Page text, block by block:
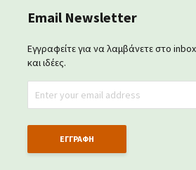
Email Newsletter
Εγγραφείτε για να λαμβάνετε στο
και ιδέες.